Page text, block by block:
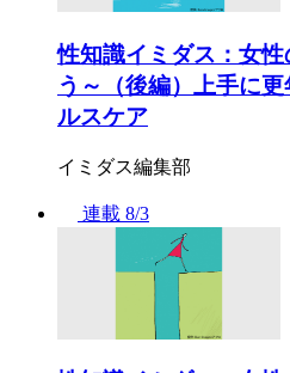
性知識イミダス：女
う～（後編）上手に
ルスケア
イミダス編集部
連載 8/3